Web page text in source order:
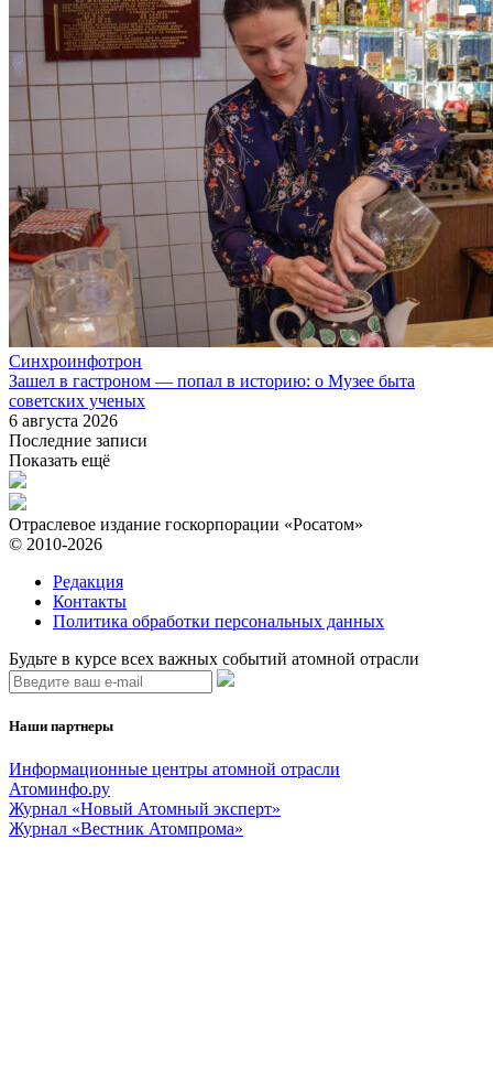
Синхроинфотрон
Зашел в гастроном — попал в историю: о Музее быта
советских ученых
6 августа 2026
Последние записи
Показать ещё
Отраслевое издание госкорпорации «Росатом»
© 2010-2026
Редакция
Контакты
Политика обработки персональных данных
Будьте в курсе всех важных событий атомной отрасли
Наши партнеры
Информационные центры атомной отрасли
Атоминфо.ру
Журнал «Новый Атомный эксперт»
Журнал «Вестник Атомпрома»